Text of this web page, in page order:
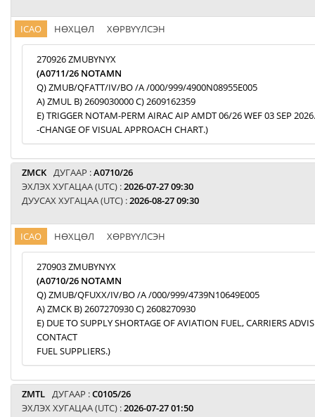
ICAO НӨХЦӨЛ ХӨРВҮҮЛСЭН
270926 ZMUBYNYX
(A0711/26 NOTAMN
Q) ZMUB/QFATT/IV/BO /A /000/999/4900N08955E005
A) ZMUL B) 2609030000 C) 2609162359
E) TRIGGER NOTAM-PERM AIRAC AIP AMDT 06/26 WEF 03 SEP 2026.
-CHANGE OF VISUAL APPROACH CHART.)
ZMCK ДУГААР :A0710/26
ЭХЛЭХ ХУГАЦАА (UTC) :2026-07-27 09:30
ДУУСАХ ХУГАЦАА (UTC) :2026-08-27 09:30
ICAO НӨХЦӨЛ ХӨРВҮҮЛСЭН
270903 ZMUBYNYX
(A0710/26 NOTAMN
Q) ZMUB/QFUXX/IV/BO /A /000/999/4739N10649E005
A) ZMCK B) 2607270930 C) 2608270930
E) DUE TO SUPPLY SHORTAGE OF AVIATION FUEL, CARRIERS
CONTACT
FUEL SUPPLIERS.)
ZMTL ДУГААР :C0105/26
ЭХЛЭХ ХУГАЦАА (UTC) :2026-07-27 01:50